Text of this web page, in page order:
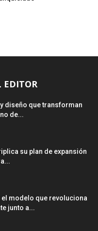
EDITOR
diseño que transforman
de...
su plan de expansión
el modelo que revoluciona
junto a...